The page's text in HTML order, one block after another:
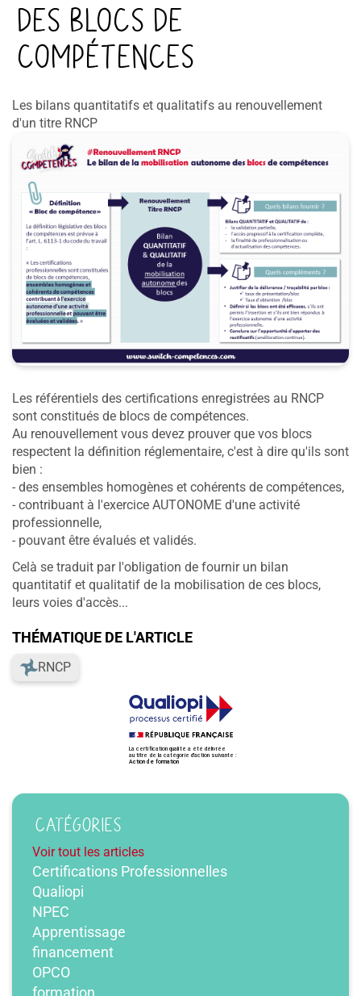
des blocs de
compétences
Les bilans quantitatifs et qualitatifs au renouvellement
d'un titre RNCP
Les référentiels des certifications enregistrées au RNCP
sont constitués de blocs de compétences.
Au renouvellement vous devez prouver que vos blocs
respectent la définition réglementaire, c'est à dire qu'ils sont
bien :
- des ensembles homogènes et cohérents de compétences,
- contribuant à l'exercice AUTONOME d'une activité
professionnelle,
- pouvant être évalués et validés.
Celà se traduit par l'obligation de fournir un bilan
quantitatif et qualitatif de la mobilisation de ces blocs,
leurs voies d'accès...
THÉMATIQUE DE L'ARTICLE
RNCP
CATÉGORIES
Voir tout les articles
Certifications Professionnelles
Qualiopi
NPEC
Apprentissage
financement
OPCO